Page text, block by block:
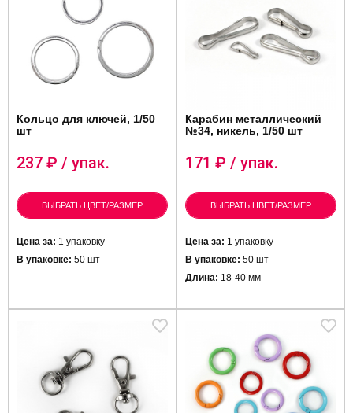
Кольцо для ключей, 1/50
шт
237 ₽ / упак.
ВЫБРАТЬ ЦВЕТ/РАЗМЕР
Цена за: 1 упаковку
В упаковке: 50 шт
Карабин металлический
№34, никель, 1/50 шт
171 ₽ / упак.
ВЫБРАТЬ ЦВЕТ/РАЗМЕР
Цена за: 1 упаковку
В упаковке: 50 шт
Длина: 18-40 мм